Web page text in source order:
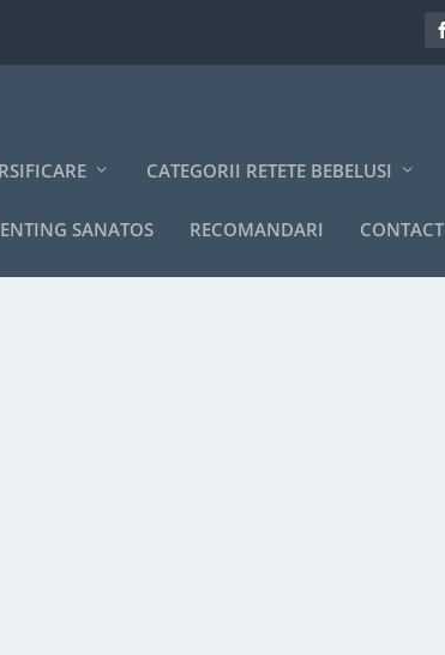
CATEGORII RETETE BEBELUSI
SANATOS RECOMANDARI CONTACT